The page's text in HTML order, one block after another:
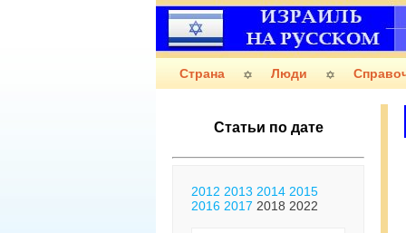
Страна Люди
Статьи по дате
2012 2013 2014 2015
2016 2017 2018 2022